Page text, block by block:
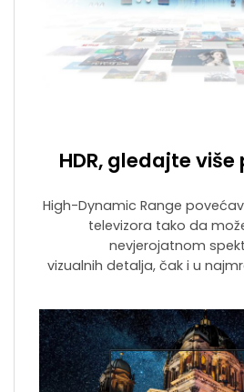
HDR, gledajte
High-Dynamic Range
televizora tako da
nevjerojatnom
vizualnih detalja, čak i u